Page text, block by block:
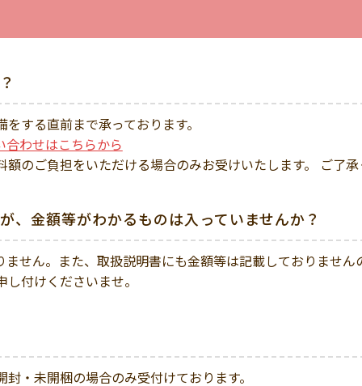
する直前まで承っております。
合わせはこちらから
のご負担をいただける場合のみお受けいたします。 ご了
、金額等がわかるものは入っていませんか？
せん。また、取扱説明書にも金額等は記載しておりませ
付けくださいませ。
・未開梱の場合のみ受付けております。